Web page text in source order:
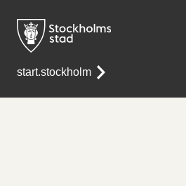
start.stockholm